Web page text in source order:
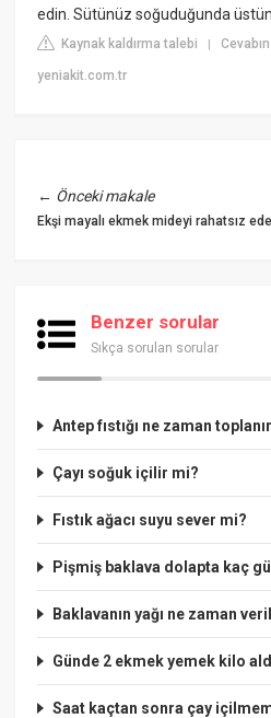
edin. Sütünüz soğuduğunda
Kaynak kaldırma talebi |
yeniakit.com.tr
← Önceki makale
Ekşi mayalı ekmek mideyi rahatsız
Benzer sorular
Sıkça sorulan sorular
Antep fıstığı ne zaman
Çayı soğuk içilir mi?
Fıstık ağacı suyu sever mi?
Pişmiş baklava dolapta kaç
Baklavanın yağı ne zaman
Günde 2 ekmek yemek kilo
Saat kaçtan sonra çay